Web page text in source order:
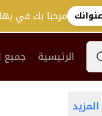
مرحبا بك في
Search
الرئيسية جميع
المزيد